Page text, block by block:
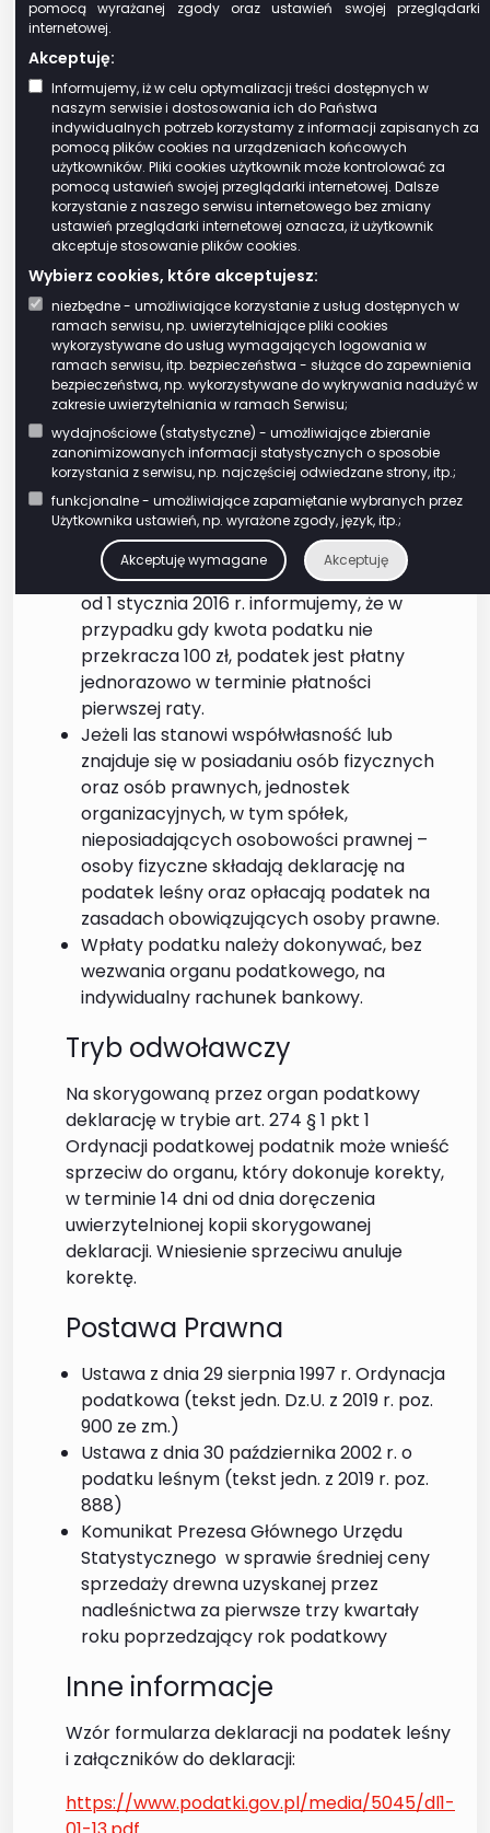
pomocą wyrażanej zgody oraz ustawień swojej przeglądarki
internetowej.
Akceptuję:
Informujemy, iż w celu optymalizacji treści dostępnych w
naszym serwisie i dostosowania ich do Państwa
indywidualnych potrzeb korzystamy z informacji zapisanych za
pomocą plików cookies na urządzeniach końcowych
użytkowników. Pliki cookies użytkownik może kontrolować za
pomocą ustawień swojej przeglądarki internetowej. Dalsze
korzystanie z naszego serwisu internetowego bez zmiany
ustawień przeglądarki internetowej oznacza, iż użytkownik
akceptuje stosowanie plików cookies.
Wybierz cookies, które akceptujesz:
niezbędne - umożliwiające korzystanie z usług dostępnych w
ramach serwisu, np. uwierzytelniające pliki cookies
wykorzystywane do usług wymagających logowania w
ramach serwisu, itp. bezpieczeństwa - służące do zapewnienia
bezpieczeństwa, np. wykorzystywane do wykrywania nadużyć w
zakresie uwierzytelniania w ramach Serwisu;
wydajnościowe (statystyczne) - umożliwiające zbieranie
zanonimizowanych informacji statystycznych o sposobie
korzystania z serwisu, np. najczęściej odwiedzane strony, itp.;
funkcjonalne - umożliwiające zapamiętanie wybranych przez
Użytkownika ustawień, np. wyrażone zgody, język, itp.;
Akceptuję wymagane Akceptuję
zwraca się do
składającego deklarację
o jej skorygowanie oraz
złożenie niezbędnych
wyjaśnień, wskazując
przyczyny, z powodu
których informacje
zawarte w deklaracji
podaje się w wątpliwość.
Osoby prawne, jednostki organizacyjne
oraz spółki mniemające osobowości
prawnej, jednostki organizacyjne Lasów
Państwowych, a także jednostki
organizacyjne Krajowego Ośrodka
Wsparcia Rolnictwa są obowiązane
wpłacać obliczony w deklaracji podatek
leśny – bez wezwania – na indywidualny
rachunek bankowy w ratach
proporcjonalnych do czasu trwania
obowiązku podatkowego w terminie do 15
każdego miesiąca. UWAGA: Na skutek
zmiany przepisów prawa obowiązujących
od 1 stycznia 2016 r. informujemy, że w
przypadku gdy kwota podatku nie
przekracza 100 zł, podatek jest płatny
jednorazowo w terminie płatności
pierwszej raty.
Jeżeli las stanowi współwłasność lub
znajduje się w posiadaniu osób fizycznych
oraz osób prawnych, jednostek
organizacyjnych, w tym spółek,
nieposiadających osobowości prawnej –
osoby fizyczne składają deklarację na
podatek leśny oraz opłacają podatek na
zasadach obowiązujących osoby prawne.
Wpłaty podatku należy dokonywać, bez
wezwania organu podatkowego, na
indywidualny rachunek bankowy.
Tryb odwoławczy
Na skorygowaną przez organ podatkowy
deklarację w trybie art. 274 § 1 pkt 1
Ordynacji podatkowej podatnik może wnieść
sprzeciw do organu, który dokonuje korekty,
w terminie 14 dni od dnia doręczenia
uwierzytelnionej kopii skorygowanej
deklaracji. Wniesienie sprzeciwu anuluje
korektę.
Postawa Prawna
Ustawa z dnia 29 sierpnia 1997 r. Ordynacja
podatkowa (tekst jedn. Dz.U. z 2019 r. poz.
900 ze zm.)
Ustawa z dnia 30 października 2002 r. o
podatku leśnym (tekst jedn. z 2019 r. poz.
888)
Komunikat Prezesa Głównego Urzędu
Statystycznego w sprawie średniej ceny
sprzedaży drewna uzyskanej przez
nadleśnictwa za pierwsze trzy kwartały
roku poprzedzający rok podatkowy
Inne informacje
Wzór formularza deklaracji na podatek leśny
i załączników do deklaracji:
https://www.podatki.gov.pl/media/5045/dl1-